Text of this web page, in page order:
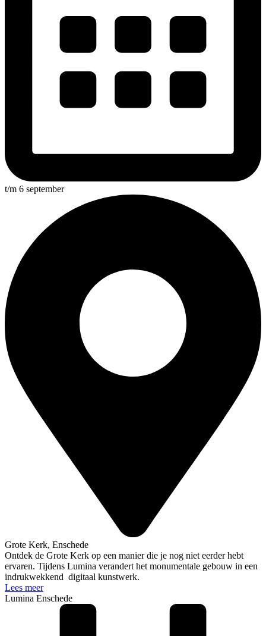
t/m 6 september
Grote Kerk, Enschede
Ontdek de Grote Kerk op een manier die je nog niet eerder hebt
ervaren. Tijdens Lumina verandert het monumentale gebouw in een
indrukwekkend digitaal kunstwerk.
Lees meer
Lumina Enschede